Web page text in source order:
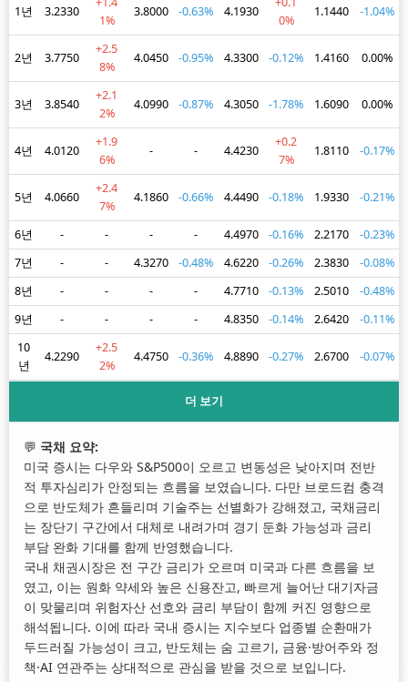
1년 3.2330
1%
3.8000 -0.63% 4.1930
0%
1.1440 -1.04%
2년 3.7750
+2.5
8%
4.0450 -0.95% 4.3300 -0.12% 1.4160 0.00%
3년 3.8540
+2.1
2%
4.0990 -0.87% 4.3050 -1.78% 1.6090 0.00%
4년 4.0120
+1.9
6%
- - 4.4230
+0.2
7%
1.8110 -0.17%
5년 4.0660
+2.4
7%
4.1860 -0.66% 4.4490 -0.18% 1.9330 -0.21%
6년 - - - - 4.4970 -0.16% 2.2170
-0.23%
7년
- - 4.3270 -0.48% 4.6220 -0.26% 2.3830
-0.08%
8년
- - - - 4.7710 -0.13% 2.5010
-0.48%
9년
- - - - 4.8350 -0.14% 2.6420
-0.11%
10
년
4.2290
+2.5
2%
4.4750 -0.36% 4.8890 -0.27% 2.6700 -0.07%
더 보기
💬 국채 요약:
미국 증시는 다우와 S&P500이 오르고 변동성은 낮아지며 전반
적 투자심리가 안정되는 흐름을 보였습니다. 다만 브로드컴 충격
으로 반도체가 흔들리며 기술주는 선별화가 강해졌고, 국채금리
는 장단기 구간에서 대체로 내려가며 경기 둔화 가능성과 금리
부담 완화 기대를 함께 반영했습니다.
국내 채권시장은 전 구간 금리가 오르며 미국과 다른 흐름을 보
였고, 이는 원화 약세와 높은 신용잔고, 빠르게 늘어난 대기자금
이 맞물리며 위험자산 선호와 금리 부담이 함께 커진 영향으로
해석됩니다. 이에 따라 국내 증시는 지수보다 업종별 순환매가
두드러질 가능성이 크고, 반도체는 숨 고르기, 금융·방어주와 정
책·AI 연관주는 상대적으로 관심을 받을 것으로 보입니다.